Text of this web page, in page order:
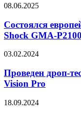
4
версии
Gold
Состоялся
дебют
часов
Casio
Shock
P2100SA-
1A1
GMA-
08.06.2025
Состоялся
Shock GMA-
Проведен
тест
новой
гарнитуры
Vision
03.02.2024
Проведен дроп-
Vision Pro
Представлен
18.09.2024